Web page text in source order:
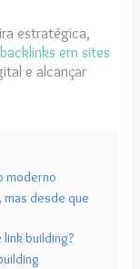
estratégica,
em sites
e alcançar
moderno
desde que
building?